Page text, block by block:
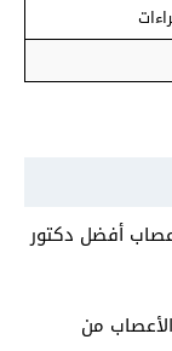
أفضل دكتور
من